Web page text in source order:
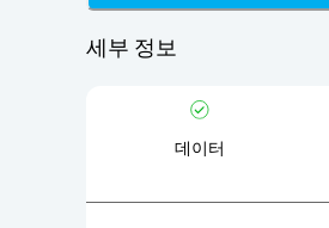
세부 정보
데이터